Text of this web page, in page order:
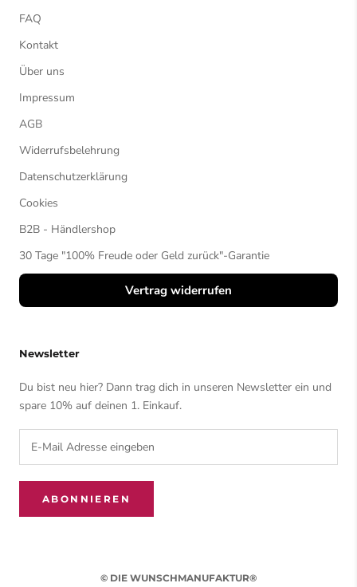
FAQ
Kontakt
Über uns
Impressum
AGB
Widerrufsbelehrung
Datenschutzerklärung
Cookies
B2B - Händlershop
30 Tage "100% Freude oder Geld zurück"-Garantie
Vertrag widerrufen
Newsletter
Du bist neu hier? Dann trag dich in unseren Newsletter ein und
spare 10% auf deinen 1. Einkauf.
ABONNIEREN
© DIE WUNSCHMANUFAKTUR®